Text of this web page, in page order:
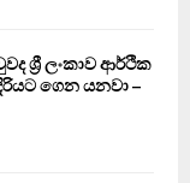
ශ්‍රී ලංකාව ආර්ථික
ගෙන යනවා –